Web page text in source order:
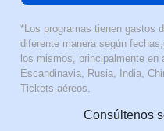
*Los programas tienen gastos
diferente manera según
los mismos, principalmente en
Escandinavia, Rusia, India,
Tickets aéreos.
Consúltenos